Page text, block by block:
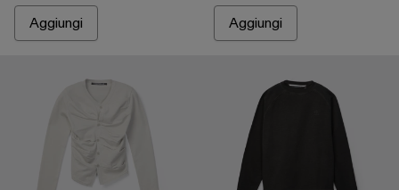
Aggiungi Aggiungi